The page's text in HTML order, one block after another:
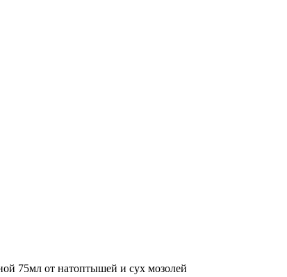
75мл от натоптышей и сух мозолей